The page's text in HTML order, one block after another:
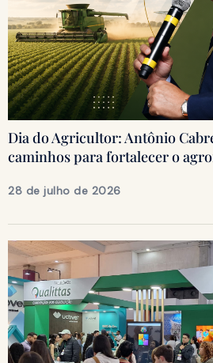
Dia do Agricultor: Antônio
caminhos para fortalecer o
28 de julho de 2026